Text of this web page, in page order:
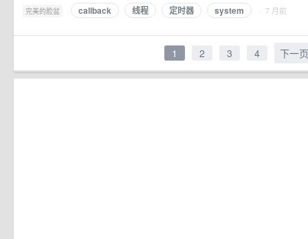
完美的脸盆 · callback 线程 定时器 system · 7 月前
1 2 3 4 下一页